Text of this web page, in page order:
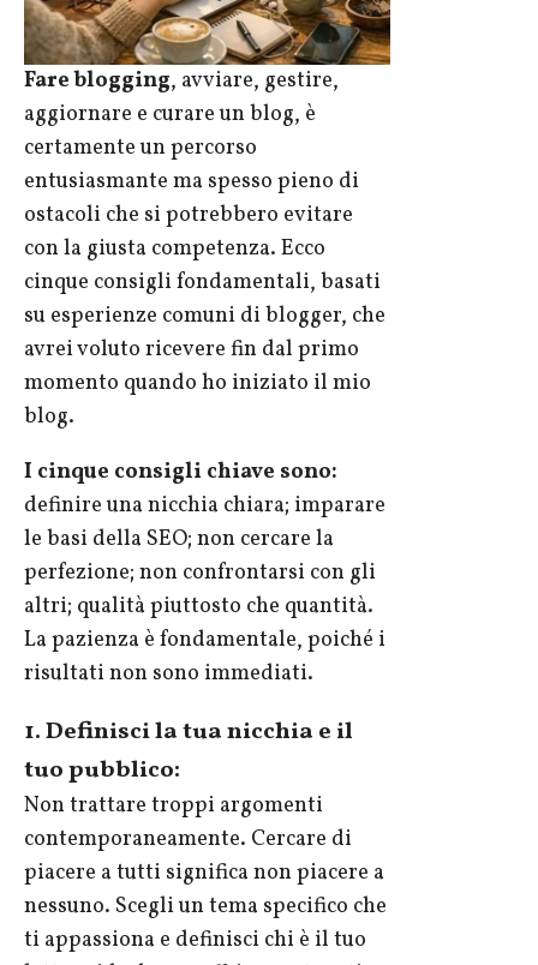
Fare blogging, avviare, gestire,
aggiornare e curare un blog, è
certamente un percorso
entusiasmante ma spesso pieno di
ostacoli che si potrebbero evitare
con la giusta competenza. Ecco
cinque consigli fondamentali, basati
su esperienze comuni di blogger, che
avrei voluto ricevere fin dal primo
momento quando ho iniziato il mio
blog.
I cinque consigli chiave sono:
definire una nicchia chiara; imparare
le basi della SEO; non cercare la
perfezione; non confrontarsi con gli
altri; qualità piuttosto che quantità.
La pazienza è fondamentale, poiché i
risultati non sono immediati.
1. Definisci la tua nicchia e il
tuo pubblico:
Non trattare troppi argomenti
contemporaneamente. Cercare di
piacere a tutti significa non piacere a
nessuno. Scegli un tema specifico che
ti appassiona e definisci chi è il tuo